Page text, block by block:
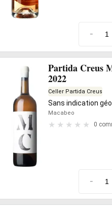
-
Partida Creus
2022
Celler Partida Creus
Sans indication
Macabeo
0
-